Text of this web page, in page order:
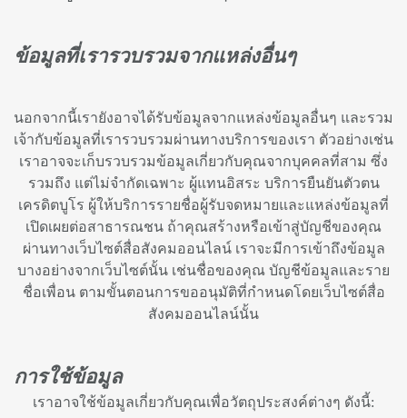
ข้อมูลที่เรารวบรวมจากแหล่งอื่นๆ
นอกจากนี้เรายังอาจได้รับข้อมูลจากแหล่งข้อมูลอื่นๆ และรวม
เจ้ากับข้อมูลที่เรารวบรวมผ่านทางบริการของเรา ตัวอย่างเช่น
เราอาจจะเก็บรวบรวมข้อมูลเกี่ยวกับคุณจากบุคคลที่สาม ซึ่ง
รวมถึง แต่ไม่จำกัดเฉพาะ ผู้แทนอิสระ บริการยืนยันตัวตน
เครดิตบูโร ผู้ให้บริการรายชื่อผู้รับจดหมายและแหล่งข้อมูลที่
เปิดเผยต่อสาธารณชน ถ้าคุณสร้างหรือเข้าสู่บัญชีของคุณ
ผ่านทางเว็บไซต์สื่อสังคมออนไลน์ เราจะมีการเข้าถึงข้อมูล
บางอย่างจากเว็บไซต์นั้น เช่นชื่อของคุณ บัญชีข้อมูลและราย
ชื่อเพื่อน ตามขั้นตอนการขออนุมัติที่กำหนดโดยเว็บไซต์สื่อ
สังคมออนไลน์นั้น
การใช้ข้อมูล
เราอาจใช้ข้อมูลเกี่ยวกับคุณเพื่อวัตถุประสงค์ต่างๆ ดังนี้: